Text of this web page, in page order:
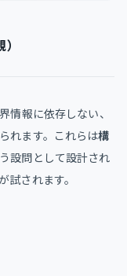
情報に依存しない、
れます。これらは構
設問として設計され
されます。